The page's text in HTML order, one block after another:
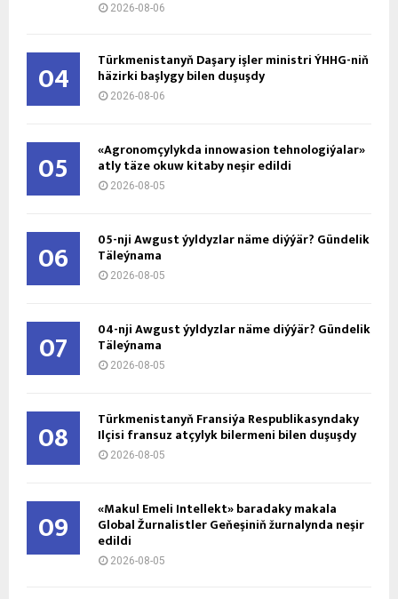
2026-08-06
04 Türkmenistanyň Daşary işler ministri ÝHHG-niň
häzirki başlygy bilen duşuşdy
2026-08-06
05 «Agronomçylykda innowasion tehnologiýalar»
atly täze okuw kitaby neşir edildi
2026-08-05
06 05-nji Awgust ýyldyzlar näme diýýär? Gündelik
Täleýnama
2026-08-05
07 04-nji Awgust ýyldyzlar näme diýýär? Gündelik
Täleýnama
2026-08-05
08 Türkmenistanyň Fransiýa Respublikasyndaky
Ilçisi fransuz atçylyk bilermeni bilen duşuşdy
2026-08-05
09 «Makul Emeli Intellekt» baradaky makala
Global Žurnalistler Geňeşiniň žurnalynda neşir
edildi
2026-08-05